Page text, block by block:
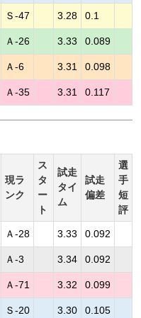
Ｓ-47 3.28 0.1
Ａ-26 3.33 0.089
Ａ-6 3.31 0.098
Ａ-35 3.31 0.117
現ラ
ンク
ス
タ
ー
ト
試走
タイ
ム
試走
偏差
選
手
短
評
Ａ-28 3.33 0.092
Ａ-3 3.34 0.092
Ａ-71 3.32 0.099
Ｓ-20 3.30 0.105